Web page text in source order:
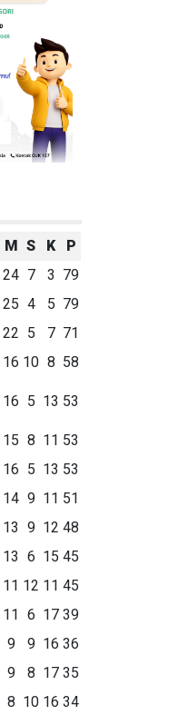
M S K
P
24 7 3 79
25 4 5 79
22 5 7 71
16 10 8 58
16 5 13 53
15 8 11 53
16 5 13 53
14 9 11 51
13 9 12 48
13 6 15 45
11 12 11 45
11 6 17 39
9 9 16 36
9 8 17 35
8 10 16 34